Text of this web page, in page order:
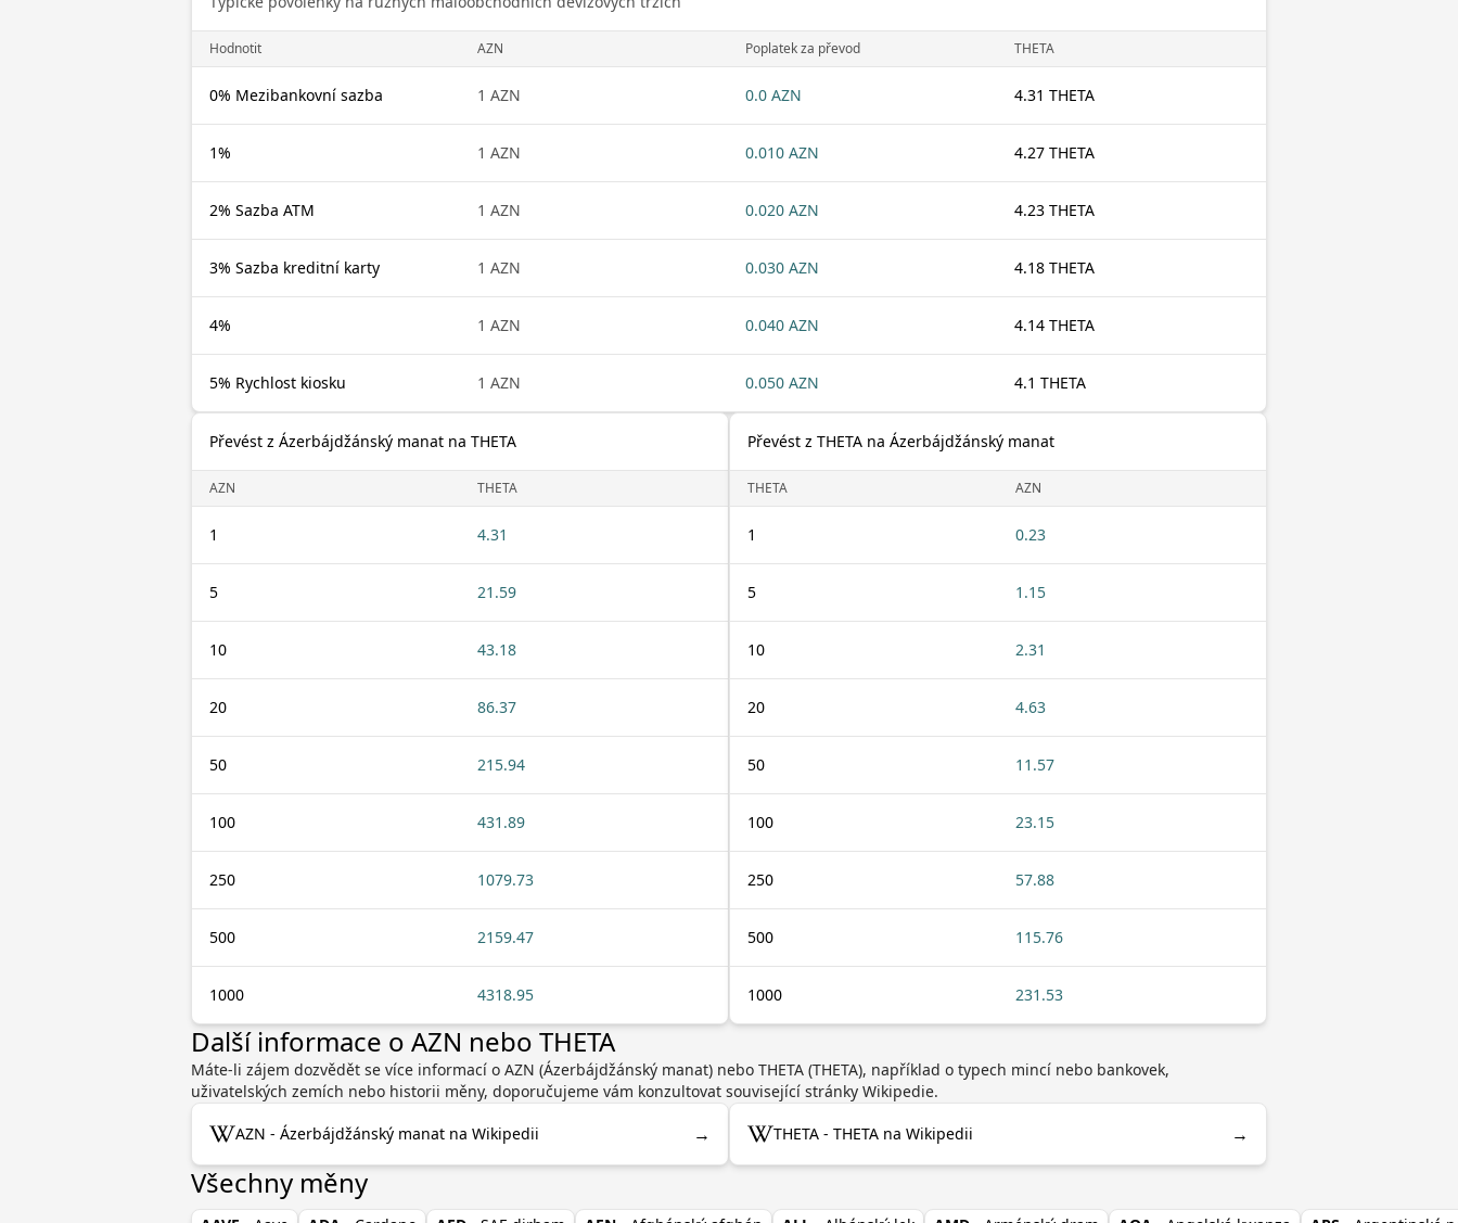
Hodnotit AZN Poplatek za převod THETA
0% Mezibankovní sazba 1 AZN 0.0 AZN 4.31 THETA
1% 1 AZN 0.010 AZN 4.27 THETA
2% Sazba ATM 1 AZN 0.020 AZN 4.23 THETA
3% Sazba kreditní karty 1 AZN 0.030 AZN 4.18 THETA
4% 1 AZN 0.040 AZN 4.14 THETA
5% Rychlost kiosku 1 AZN 0.050 AZN 4.1 THETA
Převést z Ázerbájdžánský manat na THETA
AZN THETA
1 4.31
5 21.59
10 43.18
20 86.37
50 215.94
100 431.89
250 1079.73
500 2159.47
1000 4318.95
Převést z THETA na Ázerbájdžánský manat
THETA AZN
1 0.23
5 1.15
10 2.31
20 4.63
50 11.57
100 23.15
250 57.88
500 115.76
1000 231.53
Další informace o AZN nebo THETA
Máte-li zájem dozvědět se více informací o AZN (Ázerbájdžánský manat) nebo THETA (THETA), například o typech mincí nebo bankovek,
uživatelských zemích nebo historii měny, doporučujeme vám konzultovat související stránky Wikipedie.
AZN - Ázerbájdžánský manat na Wikipedii → THETA - THETA na Wikipedii →
Všechny měny